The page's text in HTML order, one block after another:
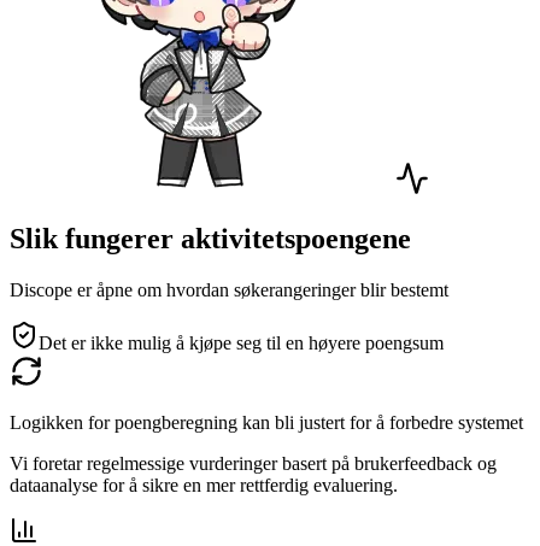
Slik fungerer aktivitetspoengene
Discope er åpne om hvordan søkerangeringer blir bestemt
Det er ikke mulig å kjøpe seg til en høyere poengsum
Logikken for poengberegning kan bli justert for å forbedre systemet
Vi foretar regelmessige vurderinger basert på brukerfeedback og
dataanalyse for å sikre en mer rettferdig evaluering.